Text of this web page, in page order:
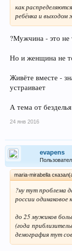
как
ребёнка и
?Мужчина - это не
Но и женщина не
Живёте вместе -
устраивает
А тема от
24 янв 2016
evapens
maria-mirabella
?ну тут проблема
россии одинаковое
до 25 мужиков
(года
демография тут